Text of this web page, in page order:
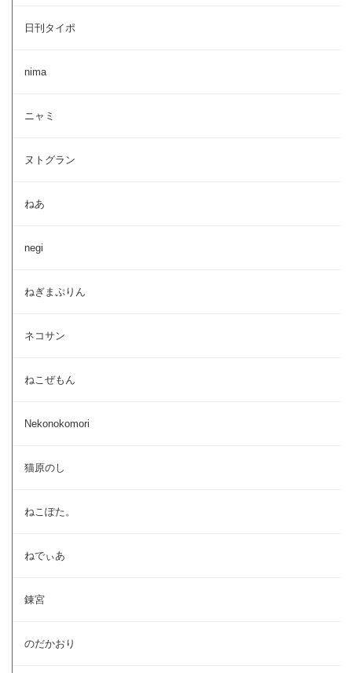
日刊タイポ
nima
ニャミ
ヌトグラン
ねあ
negi
ねぎまぷりん
ネコサン
ねこぜもん
Nekonokomori
猫原のし
ねこぽた。
ねでぃあ
錬宮
のだかおり